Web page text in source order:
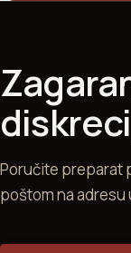
Poručite preparat
poštom na